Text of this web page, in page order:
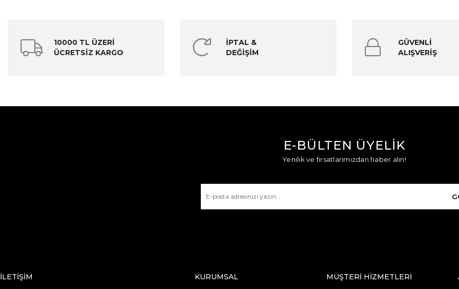
10000 TL ÜZERİ
ÜCRETSİZ KARGO
İPTAL &
DEĞİŞİM
GÜVENLİ
ALIŞVERİŞ
E-BÜLTEN ÜYELİK
Yenilik ve fırsatlarımızdan haber alın!
İLETİŞİM KURUMSAL MÜŞTERİ HİZMETLERİ